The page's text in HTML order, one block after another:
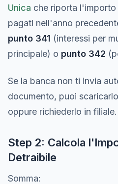
Unica che riporta
pagati nell'anno
punto 341 (interessi per
principale) o punto 342
Se la banca non ti invia
documento, puoi
oppure richiederlo in filiale.
Step 2: Calcola
Detraibile
Somma: